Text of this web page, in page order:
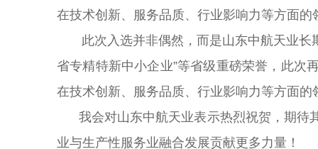
在技术创新、服务品质、行业影响力等方面的
此次入选并非偶然，而是山东中航天业长
省专精特新中小企业”等省级重磅荣誉，此次
在技术创新、服务品质、行业影响力等方面的
我会对山东中航天业表示热烈祝贺，期待
业与生产性服务业融合发展贡献更多力量！